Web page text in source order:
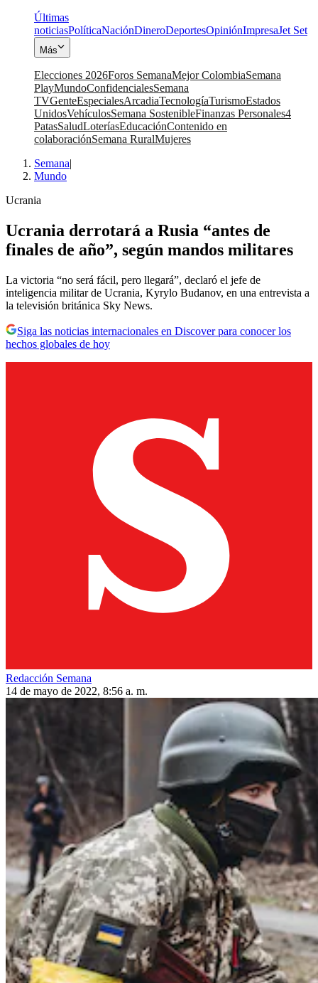
Últimas
noticiasPolíticaNaciónDineroDeportesOpiniónImpresaJet Set
Más
Elecciones 2026Foros SemanaMejor ColombiaSemana
PlayMundoConfidencialesSemana
TVGenteEspecialesArcadiaTecnologíaTurismoEstados
UnidosVehículosSemana SostenibleFinanzas Personales4
PatasSaludLoteríasEducaciónContenido en
colaboraciónSemana RuralMujeres
Semana|
Mundo
Ucrania
Ucrania derrotará a Rusia “antes de
finales de año”, según mandos militares
La victoria “no será fácil, pero llegará”, declaró el jefe de
inteligencia militar de Ucrania, Kyrylo Budanov, en una entrevista a
la televisión británica Sky News.
Siga las noticias internacionales en Discover para conocer los
hechos globales de hoy
Redacción Semana
14 de mayo de 2022, 8:56 a. m.